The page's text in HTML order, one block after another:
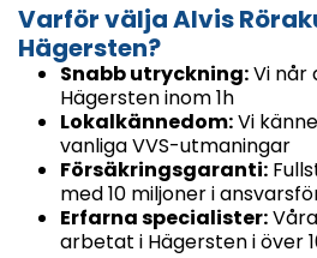
Varför välja Alvis
Hägersten?
Snabb utryckning:Vi når
Hägersten inom 1h
Lokalkännedom:Vi
vanliga VVS-utmaningar
Försäkringsgaranti:
med 10 miljoner i
Erfarna specialister:
arbetat i Hägersten i över